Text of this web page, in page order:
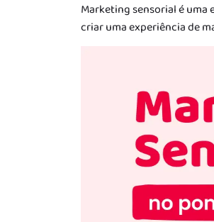
Marketing sensorial é
criar uma experiência de